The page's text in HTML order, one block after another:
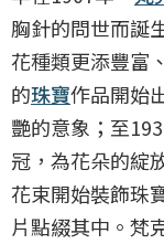
胸針的問世而誕
花種類更添豐富
的珠寶作品開始
艷的意象；至
冠，為花朵的綻
花束開始裝飾珠
片點綴其中。梵